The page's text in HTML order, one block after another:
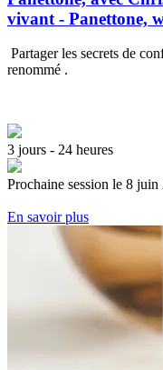
vivant - Panettone,
Partager les secrets de
renommé .
3 jours - 24 heures
Prochaine session le 8 juin
En savoir plus